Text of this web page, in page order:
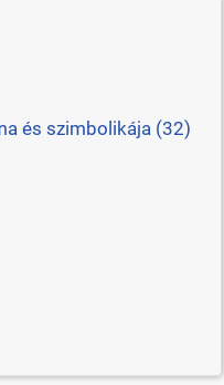
és szimbolikája (32)